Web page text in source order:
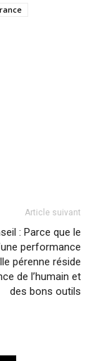
Article suivant
: Parce que le
performance
pérenne réside
de l’humain et
des bons outils